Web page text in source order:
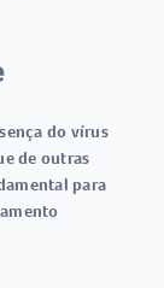
do vírus
de outras
para